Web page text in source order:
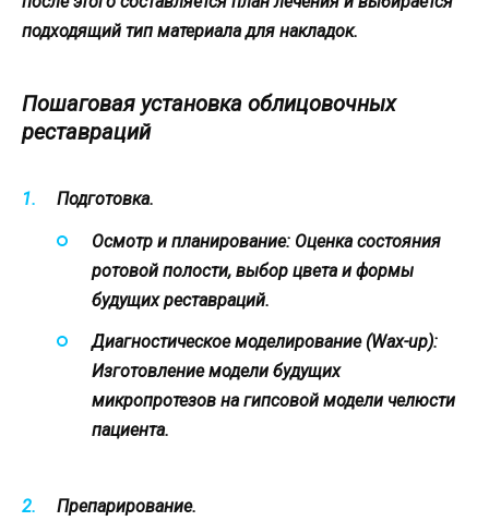
подходящий тип материала для накладок.
Пошаговая установка облицовочных
реставраций
Подготовка.
Осмотр и планирование: Оценка состояния
ротовой полости, выбор цвета и формы
будущих реставраций.
Диагностическое моделирование (Wax-up):
Изготовление модели будущих
микропротезов на гипсовой модели челюсти
пациента.
Препарирование.